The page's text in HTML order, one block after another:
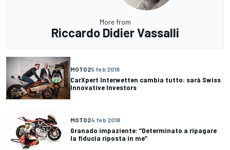
More from
Riccardo Didier Vassalli
MOTO25 feb 2018
CarXpert Interwetten cambia tutto: sarà Swiss
Innovative Investors
MOTO24 feb 2018
Granado impaziente: “Determinato a ripagare
la fiducia riposta in me”